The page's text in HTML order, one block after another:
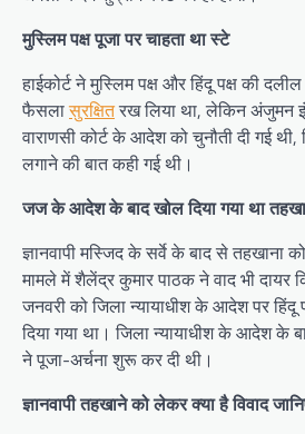
मुस्लिम पक्ष पूजा पर चाहता था स्टे
हाईकोर्ट ने मुस्लिम पक्ष और हिंदू पक्ष की
फैसलासुरक्षितरख लिया था, लेकिन अंजुमन
वाराणसी कोर्ट के आदेश को चुनौती दी गई
लगाने की बात कही गई थी।
जज के आदेश के बाद खोल दिया गया था
ज्ञानवापी मस्जिद के सर्वे के बाद से तहखाना
मामले में शैलेंद्र कुमार पाठक ने वाद भी दायर
जनवरी को जिला न्यायाधीश के आदेश पर हिंदू
दिया गया था। जिला न्यायाधीश के आदेश के
ने पूजा-अर्चना शुरू कर दी थी।
ज्ञानवापी तहखाने को लेकर क्या है विवाद